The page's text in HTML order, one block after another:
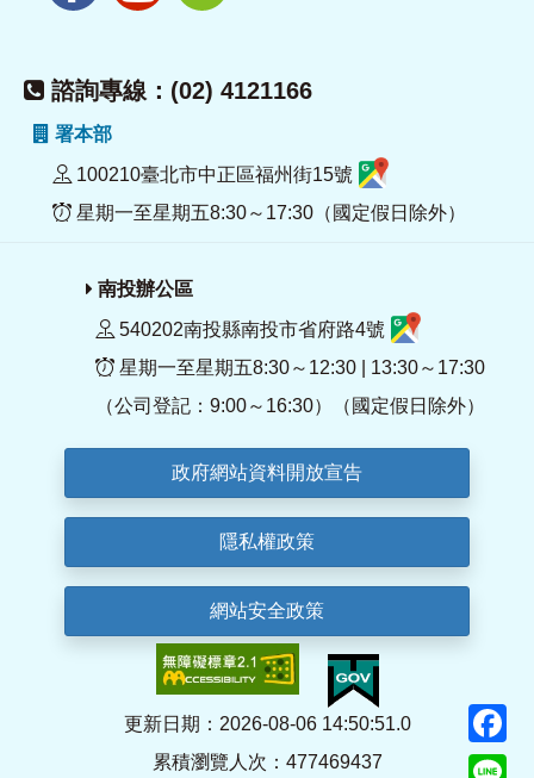
諮詢專線：(02) 4121166
署本部
100210臺北市中正區福州街15號
星期一至星期五8:30～17:30（國定假日除外）
南投辦公區
540202南投縣南投市省府路4號
星期一至星期五8:30～12:30 | 13:30～17:30
（公司登記：9:00～16:30）（國定假日除外）
政府網站資料開放宣告
隱私權政策
網站安全政策
更新日期：2026-08-06 14:50:51.0
累積瀏覽人次：477469437